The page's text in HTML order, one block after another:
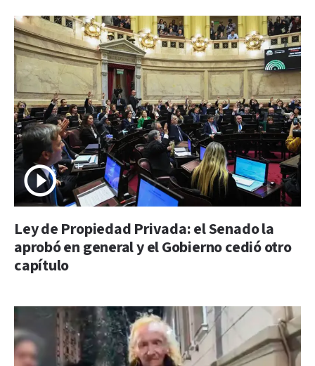
Ley de Propiedad Privada: el Senado la
aprobó en general y el Gobierno cedió otro
capítulo